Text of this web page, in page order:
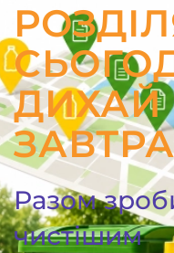
ДИХАЙ
Разом
чистішим